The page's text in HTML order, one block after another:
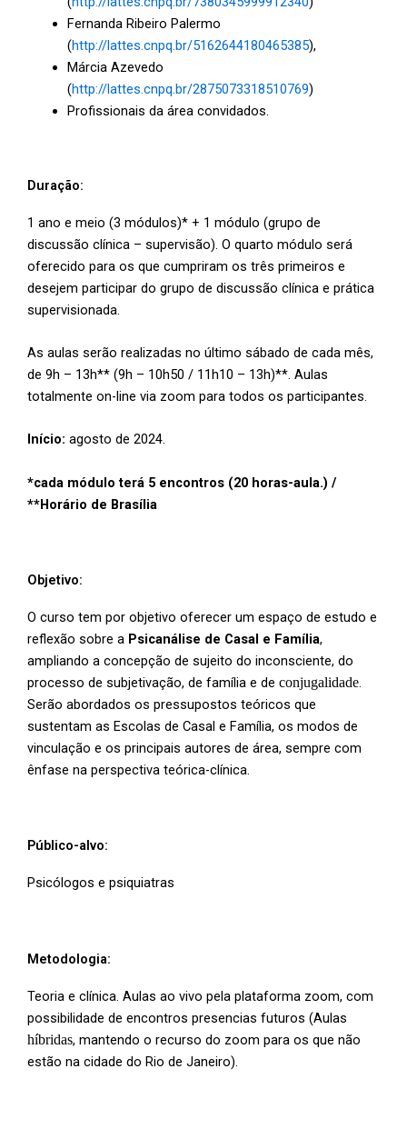
Fernanda Ribeiro Palermo
(http://lattes.cnpq.br/5162644180465385),
Márcia Azevedo
(http://lattes.cnpq.br/2875073318510769)
Profissionais da área convidados.
Duração:
1 ano e meio (3 módulos)* + 1 módulo (grupo de
discussão clínica – supervisão). O quarto módulo será
oferecido para os que cumpriram os três primeiros e
desejem participar do grupo de discussão clínica e prática
supervisionada.
As aulas serão realizadas no último sábado de cada mês,
de 9h – 13h** (9h – 10h50 / 11h10 – 13h)**. Aulas
totalmente on-line via zoom para todos os participantes.
Início: agosto de 2024.
*cada módulo terá 5 encontros (20 horas-aula.) /
**Horário de Brasília
Objetivo:
O curso tem por objetivo oferecer um espaço de estudo e
reflexão sobre a Psicanálise de Casal e Família,
ampliando a concepção de sujeito do inconsciente, do
processo de subjetivação, de família e de conjugalidade.
Serão abordados os pressupostos teóricos que
sustentam as Escolas de Casal e Família, os modos de
vinculação e os principais autores de área, sempre com
ênfase na perspectiva teórica-clínica.
Público-alvo:
Psicólogos e psiquiatras
Metodologia:
Teoria e clínica. Aulas ao vivo pela plataforma zoom, com
possibilidade de encontros presencias futuros (Aulas
híbridas, mantendo o recurso do zoom para os que não
estão na cidade do Rio de Janeiro).